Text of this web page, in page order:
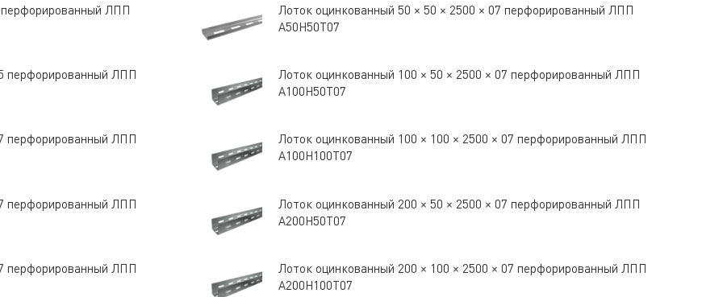
перфорированный ЛПП
Лоток оцинкованный 50 × 50 × 2500 × 07 перфорированный ЛПП
A50Н50Т07
перфорированный ЛПП
Лоток оцинкованный 100 × 50 × 2500 × 07 перфорированный ЛПП
A100Н50Т07
перфорированный ЛПП
Лоток оцинкованный 100 × 100 × 2500 × 07 перфорированный ЛПП
A100Н100Т07
перфорированный ЛПП
Лоток оцинкованный 200 × 50 × 2500 × 07 перфорированный ЛПП
A200Н50Т07
перфорированный ЛПП
Лоток оцинкованный 200 × 100 × 2500 × 07 перфорированный ЛПП
A200Н100Т07